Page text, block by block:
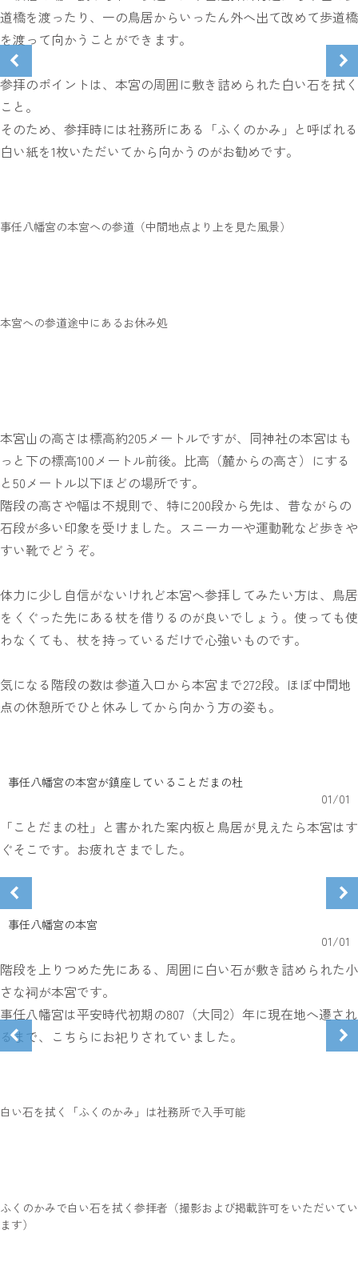
道橋を渡ったり、一の鳥居からいったん外へ出て改めて歩道橋
を渡って向かうことができます。
参拝のポイントは、本宮の周囲に敷き詰められた白い石を拭く
こと。
そのため、参拝時には社務所にある「ふくのかみ」と呼ばれる
白い紙を1枚いただいてから向かうのがお勧めです。
事任八幡宮の本宮への参道（中間地点より上を見た風景）
本宮への参道途中にあるお休み処
本宮山の高さは標高約205メートルですが、同神社の本宮はも
っと下の標高100メートル前後。比高（麓からの高さ）にする
と50メートル以下ほどの場所です。
階段の高さや幅は不規則で、特に200段から先は、昔ながらの
石段が多い印象を受けました。スニーカーや運動靴など歩きや
すい靴でどうぞ。
体力に少し自信がないけれど本宮へ参拝してみたい方は、鳥居
をくぐった先にある杖を借りるのが良いでしょう。使っても使
わなくても、杖を持っているだけで心強いものです。
気になる階段の数は参道入口から本宮まで272段。ほぼ中間地
点の休憩所でひと休みしてから向かう方の姿も。
事任八幡宮の本宮が鎮座していることだまの杜
01/01
「ことだまの杜」と書かれた案内板と鳥居が見えたら本宮はす
ぐそこです。お疲れさまでした。
事任八幡宮の本宮
01/01
階段を上りつめた先にある、周囲に白い石が敷き詰められた小
さな祠が本宮です。
事任八幡宮は平安時代初期の807（大同2）年に現在地へ遷され
るまで、こちらにお祀りされていました。
白い石を拭く「ふくのかみ」は社務所で入手可能
ふくのかみで白い石を拭く参拝者（撮影および掲載許可をいただいてい
ます）